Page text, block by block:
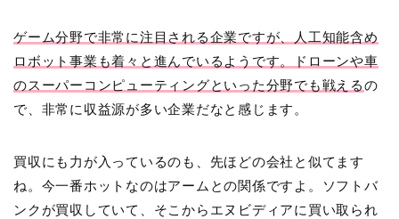
ゲーム分野で非常に注目される企業ですが、人工知能含め
ロボット事業も着々と進んでいるようです。ドローンや車
のスーパーコンピューティングといった分野でも戦えるの
で、非常に収益源が多い企業だなと感じます。
買収にも力が入っているのも、先ほどの会社と似てます
ね。今一番ホットなのはアームとの関係ですよ。ソフトバ
ンクが買収していて、そこからエヌビディアに買い取られ